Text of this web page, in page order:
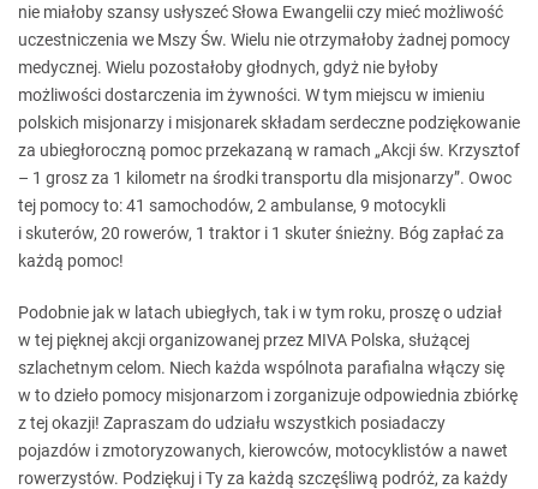
nie miałoby szansy usłyszeć Słowa Ewangelii czy mieć możliwość
uczestniczenia we Mszy Św. Wielu nie otrzymałoby żadnej pomocy
medycznej. Wielu pozostałoby głodnych, gdyż nie byłoby
możliwości dostarczenia im żywności. W tym miejscu w imieniu
polskich misjonarzy i misjonarek składam serdeczne podziękowanie
za ubiegłoroczną pomoc przekazaną w ramach „Akcji św. Krzysztof
– 1 grosz za 1 kilometr na środki transportu dla misjonarzy”. Owoc
tej pomocy to: 41 samochodów, 2 ambulanse, 9 motocykli
i skuterów, 20 rowerów, 1 traktor i 1 skuter śnieżny. Bóg zapłać za
każdą pomoc!
Podobnie jak w latach ubiegłych, tak i w tym roku, proszę o udział
w tej pięknej akcji organizowanej przez MIVA Polska, służącej
szlachetnym celom. Niech każda wspólnota parafialna włączy się
w to dzieło pomocy misjonarzom i zorganizuje odpowiednia zbiórkę
z tej okazji! Zapraszam do udziału wszystkich posiadaczy
pojazdów i zmotoryzowanych, kierowców, motocyklistów a nawet
rowerzystów. Podziękuj i Ty za każdą szczęśliwą podróż, za każdy